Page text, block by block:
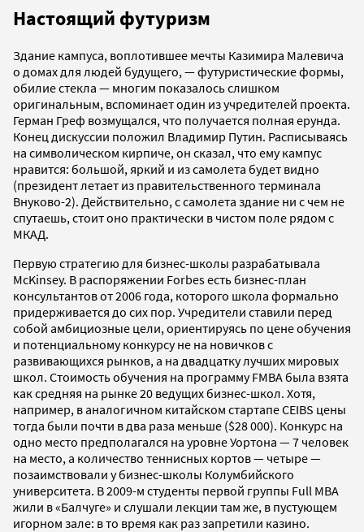
Настоящий футуризм
Здание кампуса, воплотившее мечты Казимира Малевича
о домах для людей будущего, — футуристические формы,
обилие стекла — многим показалось слишком
оригинальным, вспоминает один из учредителей проекта.
Герман Греф возмущался, что получается полная ерунда.
Конец дискуссии положил Владимир Путин. Расписываясь
на символическом кирпиче, он сказал, что ему кампус
нравится: большой, яркий и из самолета будет видно
(президент летает из правительственного терминала
Внуково-2). Действительно, с самолета здание ни с чем не
спутаешь, стоит оно практически в чистом поле рядом с
МКАД.
Первую стратегию для бизнес-школы разрабатывала
McKinsey. В распоряжении Forbes есть бизнес-план
консультантов от 2006 года, которого школа формально
придерживается до сих пор. Учредители ставили перед
собой амбициозные цели, ориентируясь по цене обучения
и потенциальному конкурсу не на новичков с
развивающихся рынков, а на двадцатку лучших мировых
школ. Стоимость обучения на программу FMBA была взята
как средняя на рынке 20 ведущих бизнес-школ. Хотя,
например, в аналогичном китайском стартапе CEIBS цены
тогда были почти в два раза меньше ($28 000). Конкурс на
одно место предполагался на уровне Уортона — 7 человек
на место, а количество теннисных кортов — четыре —
позаимствовали у бизнес-школы Колумбийского
университета. В 2009-м студенты первой группы Full MBA
жили в «Балчуге» и слушали лекции там же, в пустующем
игорном зале: в то время как раз запретили казино.